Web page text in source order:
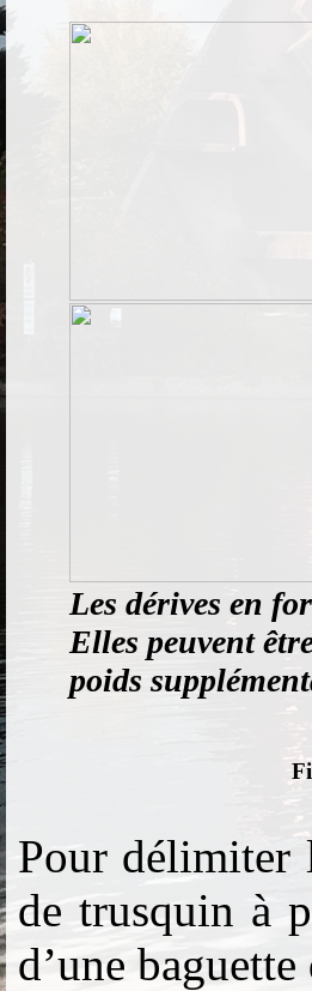
Les dérives en
Elles peuvent
poids
Pour délimiter
de trusquin à
d’une